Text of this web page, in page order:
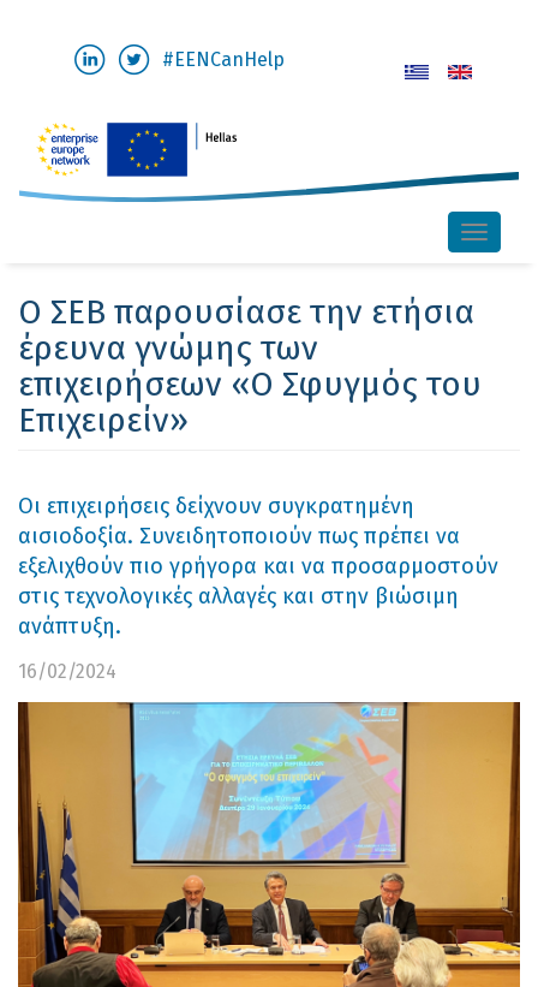
περιεχόμενο
#EENCanHelp
Toggle
O ΣΕΒ παρουσίασε την ετήσια
έρευνα γνώμης των
επιχειρήσεων «Ο Σφυγμός του
Επιχειρείν»
Οι επιχειρήσεις δείχνουν συγκρατημένη
αισιοδοξία. Συνειδητοποιούν πως πρέπει να
εξελιχθούν πιο γρήγορα και να προσαρμοστούν
στις τεχνολογικές αλλαγές και στην βιώσιμη
ανάπτυξη.
16/02/2024